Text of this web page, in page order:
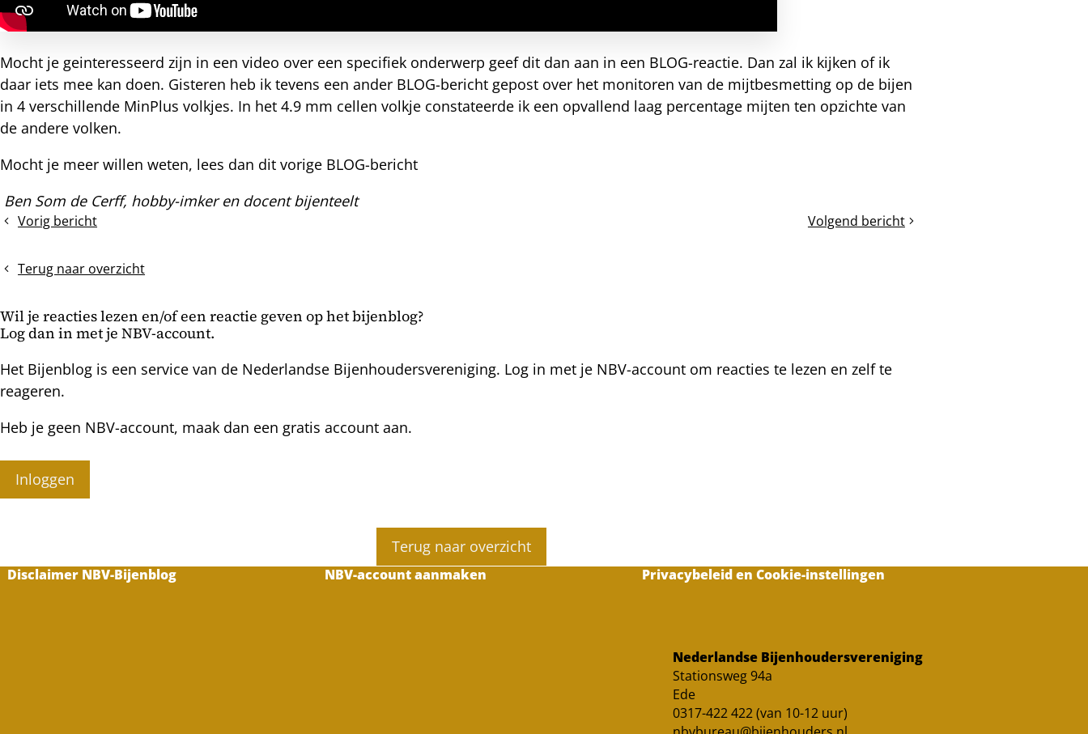
Mocht je geinteresseerd zijn in een video over een specifiek onderwerp geef dit dan aan in een BLOG-reactie. Dan zal ik kijken of ik
daar iets mee kan doen. Gisteren heb ik tevens een ander BLOG-bericht gepost over het monitoren van de mijtbesmetting op de bijen
in 4 verschillende MinPlus volkjes. In het 4.9 mm cellen volkje constateerde ik een opvallend laag percentage mijten ten opzichte van
de andere volken.
Mocht je meer willen weten, lees dan dit vorige BLOG-bericht
Ben Som de Cerff, hobby-imker en docent bijenteelt
Vorig bericht
De
op
Volgend bericht
De
heidedracht
Terug naar overzicht
Wil je reacties lezen en/of een reactie geven op het bijenblog?
Log dan in met je NBV-account.
Het Bijenblog is een service van de Nederlandse Bijenhoudersvereniging. Log in met je NBV-account om reacties te lezen en zelf te
reageren.
Heb je geen NBV-account, maak dan een gratis account aan.
Inloggen
Terug naar overzicht
Disclaimer NBV-Bijenblog NBV-account aanmaken Privacybeleid en Cookie-instellingen
Nederlandse Bijenhoudersvereniging
Stationsweg 94a
Ede
0317-422 422 (van 10-12 uur)